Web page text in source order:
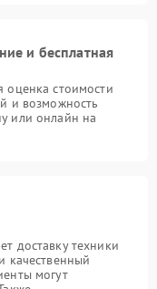
и бесплатная
оценка стоимости
и возможность
или онлайн на
доставку техники
качественный
могут